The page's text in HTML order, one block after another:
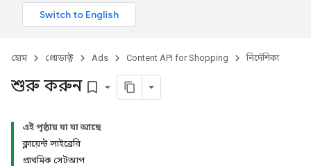
হোম প্রোডাক্ট Ads Content API for Shopping নির্দেশিকা
শুরু করুন bookmark_border
এই পৃষ্ঠায় যা যা আছে
ক্লায়েন্ট লাইব্রেরি
প্রাথমিক সেটআপ